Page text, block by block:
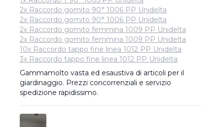
2x Raccordo gomito 90° 1006 PP Unidelta
2x Raccordo gomito 90° 1006 PP Unidelta
2x Raccordo gomito femmina 1009 PP Unidelta
2x Raccordo gomito femmina 1009 PP Unidelta
10x Raccordo tappo fine linea 1012 PP Unidelta
3x Raccordo tappo fine linea 1012 PP Unidelta
Gammamolto vasta ed esaustiva di articoli per il
giardinaggio. Prezzi concorrenziali e servizio
spedizione rapidissimo.